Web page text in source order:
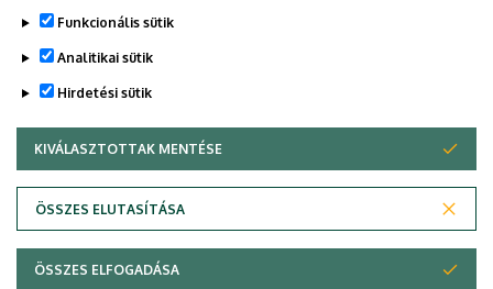
Adatvédelem
Funkcionális sütik
Analitikai sütik
Hirdetési sütik
KIVÁLASZTOTTAK MENTÉSE
ÖSSZES ELUTASÍTÁSA
WITHDRAW CONSENT
ÖSSZES ELFOGADÁSA